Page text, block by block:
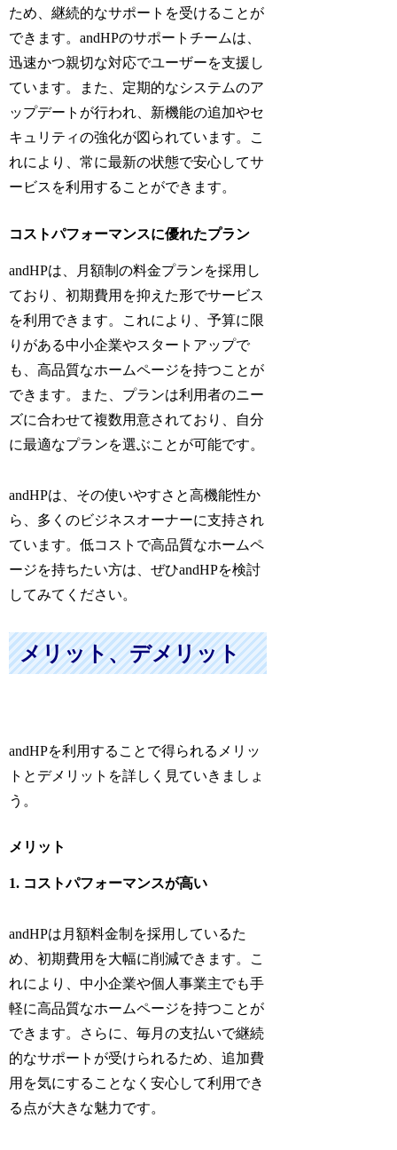
ため、継続的なサポートを受けることが
できます。andHPのサポートチームは、
迅速かつ親切な対応でユーザーを支援し
ています。また、定期的なシステムのア
ップデートが行われ、新機能の追加やセ
キュリティの強化が図られています。こ
れにより、常に最新の状態で安心してサ
ービスを利用することができます。
コストパフォーマンスに優れたプラン
andHPは、月額制の料金プランを採用し
ており、初期費用を抑えた形でサービス
を利用できます。これにより、予算に限
りがある中小企業やスタートアップで
も、高品質なホームページを持つことが
できます。また、プランは利用者のニー
ズに合わせて複数用意されており、自分
に最適なプランを選ぶことが可能です。
andHPは、その使いやすさと高機能性か
ら、多くのビジネスオーナーに支持され
ています。低コストで高品質なホームペ
ージを持ちたい方は、ぜひandHPを検討
してみてください。
メリット、デメリット
andHPを利用することで得られるメリッ
トとデメリットを詳しく見ていきましょ
う。
メリット
1. コストパフォーマンスが高い
andHPは月額料金制を採用しているた
め、初期費用を大幅に削減できます。こ
れにより、中小企業や個人事業主でも手
軽に高品質なホームページを持つことが
できます。さらに、毎月の支払いで継続
的なサポートが受けられるため、追加費
用を気にすることなく安心して利用でき
る点が大きな魅力です。